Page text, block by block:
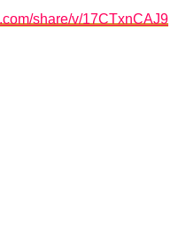
share/v/17CTxnCAJ9